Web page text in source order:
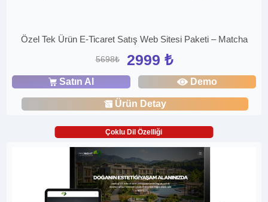
Özel Tek Ürün E-Ticaret Satış Web Sitesi Paketi – Matcha
5698₺ 2999 ₺
Satın Al Demo
Ürün Detay
Çoklu Dil Özelliği